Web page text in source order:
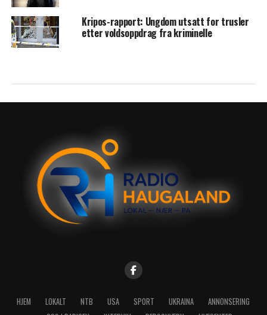
Kripos-rapport: Ungdom utsatt for trusler
etter voldsoppdrag fra kriminelle
HJEM LOKALT NTB USA SPORT UKRAINA
ANNONSERING